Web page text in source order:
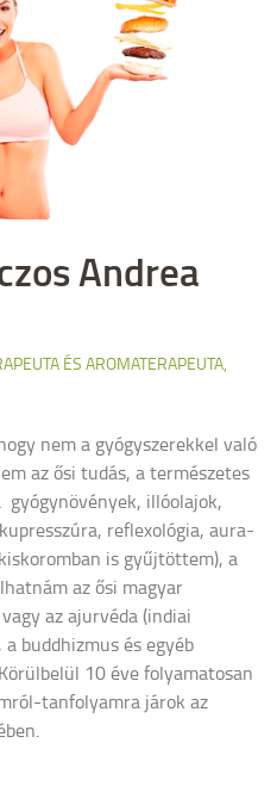
Andrea
ÉS AROMATERAPEUTA,
nem a gyógyszerekkel való
az ősi tudás, a természetes
gyógynövények, illóolajok,
reflexológia, aura-
is gyűjtöttem), a
az ősi magyar
az ajurvéda (indiai
buddhizmus és egyéb
10 éve folyamatosan
tanfolyamra járok az